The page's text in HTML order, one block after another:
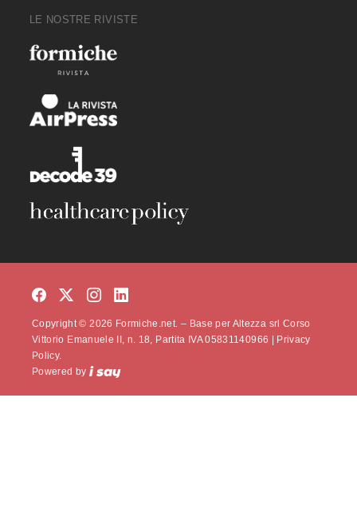
LE NOSTRE RIVISTE
Copyright © 2026 Formiche.net. – Base per Altezza srl Corso
Vittorio Emanuele II, n. 18, Partita IVA 05831140966 |
Privacy
Policy.
Powered by